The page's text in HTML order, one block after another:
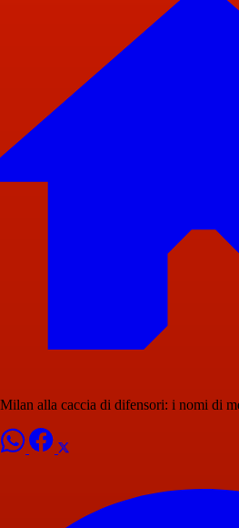
Milan alla caccia di difensori: i nomi di